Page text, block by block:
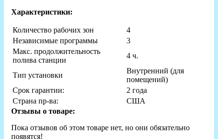
Характеристики:
Количество рабочих зон
4
Независимые программы
3
Макс. продолжительность
полива станции
4 ч.
Тип установки
Внутренний (для
помещений)
Срок гарантии:
2 года
Страна пр-ва:
США
Отзывы о товаре:
Пока отзывов об этом товаре нет, но они обязательно
появятся!